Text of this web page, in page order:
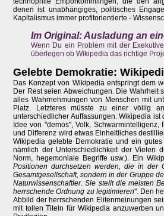
denen ist unabhängiges, politisches
Kapitalismus immer profitorientierte -
Im Original: Ausladung an
Wenn Du ein Problem mit der
überlegen ob Wikipedia das richtige
Gelebte Demokratie:
Das Konzept von Wikipedia entspringt dem
Der Rest seien Abweichungen. Die Wahrheit
alles Wahrnehmungen von Menschen mit
Platz. Letzteres müsste zu einer völlig
unterschiedlicher Auffassungen. Wikipedia
Idee von "demos", Volk,
und Differenz wird etwas Einheitliches
Wikipedia gelebte Demokratie und ein
nämlich der Unterschiedlichkeit der Vielen
Norm, hegemoniale Begriffe usw.). Ein
Positionen durchsetzen werden, die in der
Gesamtgesellschaft, sondern in der Gruppe
Naturwissenschaftler. Sie stellt die meisten
herrschende Ordnung zu legitimieren". Den
Abbild der herrschenden Elitenmeinungen
mit tollen Titeln für Wikipedia anzuwerben